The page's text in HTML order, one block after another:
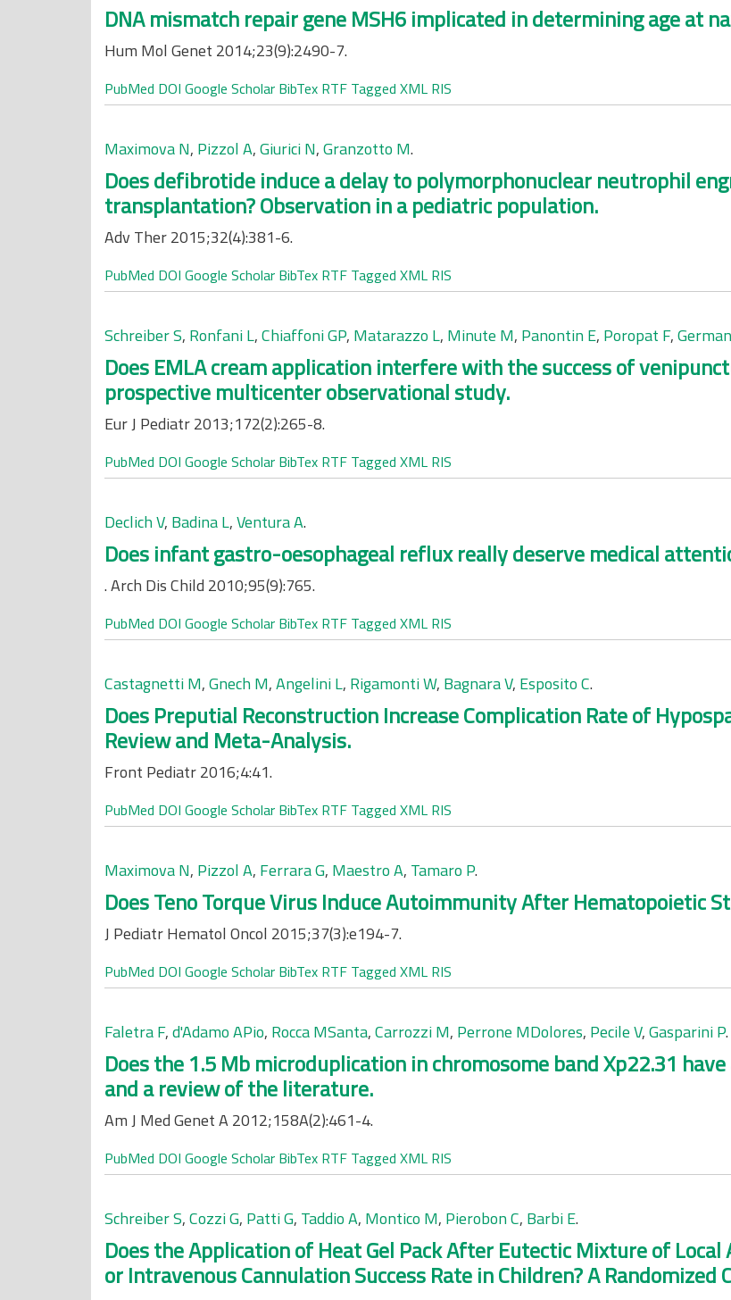
DNA mismatch repair gene MSH6 implicated in determining age at
Hum Mol Genet 2014;23(9):2490-7.
PubMed DOI Google Scholar BibTex RTF Tagged XML RIS
Maximova N, Pizzol A,Giurici N,Granzotto M.
Does defibrotide induce a delay to polymorphonuclear neutrophil
transplantation? Observation in a pediatric population.
Adv Ther 2015;32(4):381-6.
PubMed DOI Google Scholar BibTex RTF Tagged XML RIS
Schreiber S, Ronfani L,Chiaffoni GP, Matarazzo L, Minute M, Panontin E, Poropat F,
Does EMLA cream application interfere with the success of
prospective multicenter observational study.
Eur J Pediatr 2013;172(2):265-8.
PubMed DOI Google Scholar BibTex RTF Tagged XML RIS
Declich V, Badina L,Ventura A.
Does infant gastro-oesophageal reflux really deserve medical
. Arch Dis Child 2010;95(9):765.
PubMed DOI Google Scholar BibTex RTF Tagged XML RIS
Castagnetti M,Gnech M,Angelini L, Rigamonti W, Bagnara V, Esposito C.
Does Preputial Reconstruction Increase Complication Rate of
Review and Meta-Analysis.
Front Pediatr 2016;4:41.
PubMed DOI Google Scholar BibTex RTF Tagged XML RIS
Maximova N, Pizzol A, Ferrara G, Maestro A, Tamaro P.
Does Teno Torque Virus Induce Autoimmunity After Hematopoietic
J Pediatr Hematol Oncol 2015;37(3):e194-7.
PubMed DOI Google Scholar BibTex RTF Tagged XML RIS
Faletra F,d'Adamo APio, Rocca MSanta,Carrozzi M, Perrone MDolores, Pecile V,Gasparini P.
Does the 1.5 Mb microduplication in chromosome band Xp22.31
and a review of the literature.
Am J Med Genet A 2012;158A(2):461-4.
PubMed DOI Google Scholar BibTex RTF Tagged XML RIS
Schreiber S,Cozzi G, Patti G, Taddio A, Montico M, Pierobon C, Barbi E.
Does the Application of Heat Gel Pack After Eutectic Mixture of
or Intravenous Cannulation Success Rate in Children? A Randomized